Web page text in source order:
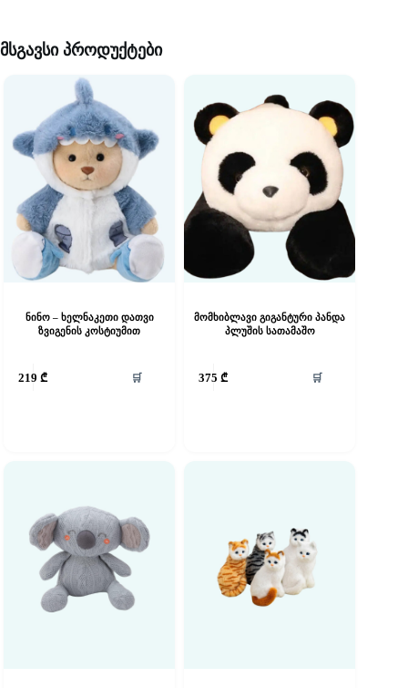
მსგავსი პროდუქტები
ნინო – ხელნაკეთი დათვი
ზვიგენის კოსტიუმით
219₾ 🛒
მომხიბლავი გიგანტური პანდა
პლუშის სათამაშო
375₾ 🛒